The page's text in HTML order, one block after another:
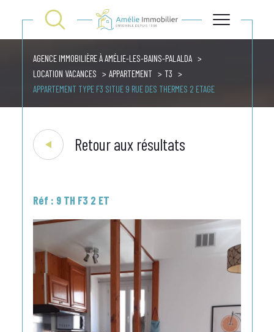
AGENCE IMMOBILIÈRE À AMÉLIE-LES-BAINS-PALALDA
LOCATION VACANCES
APPARTEMENT
T3
APPARTEMENT TYPE F3 SITUE 9 RUE DES THERMES 2 ETAGE
Retour aux résultats
Réf : 9 TH F3 2 ET